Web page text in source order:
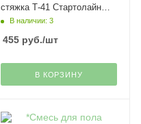
стяжка Т-41 Стартолайн
Основит
В наличии: 3
455руб./шт
В КОРЗИНУ